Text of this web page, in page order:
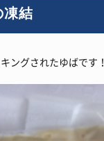
凍結
ングされたゆばです！